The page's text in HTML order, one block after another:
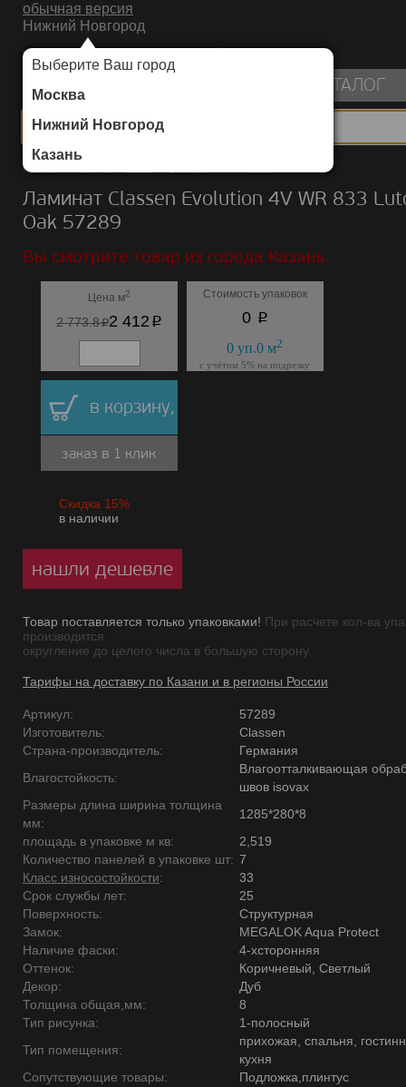
обычная версия
Нижний Новгород
Выберите Ваш город
Москва
Нижний Новгород
Казань
ИНТЕРНЕТ-МАГАЗИН НАПОЛЬНЫХ ПОКРЫТИЙ
КАТАЛОГ
Каталог/Ламинат/Classen/Evolution 4V WR 833
Ламинат Classen Evolution 4V WR 833
Oak 57289
Вы смотрите товар из города Казань.
Цена м2
2 773.8p2 412 p
Стоимость упаковок
0 p
0 уп.0 м2
с учётом 5% на подрезку
в корзину,
заказ в 1 клик
Скидка 15%
в наличии
нашли дешевле
Товар поставляется только упаковками! При расчете кол-ва
производится
округление до целого числа в большую сторону.
Тарифы на доставку по Казани и в регионы России
Артикул:
57289
Изготовитель:
Classen
Страна-производитель:
Германия
Влагостойкость:
Влагоотталкивающая
швов isovax
Размеры длина ширина толщина
мм:
1285*280*8
площадь в упаковке м кв:
2,519
Количество панелей в упаковке шт: 7
Класс износостойкости:
33
Срок службы лет:
25
Поверхность:
Структурная
Замок:
MEGALOK Aqua Protect
Наличие фаски:
4-хсторонняя
Оттенок:
Коричневый, Светлый
Декор:
Дуб
Толщина общая,мм:
8
Тип рисунка:
1-полосный
Тип помещения:
прихожая, спальня,
кухня
Сопутствующие товары:
Подложка,плинтус